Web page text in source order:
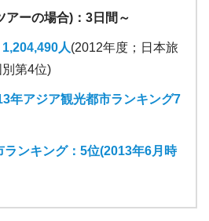
アーの場合)：3日間～
人(2012年度；日本旅
第4位)
年アジア観光都市ランキング7
ンキング：5位(2013年6月時